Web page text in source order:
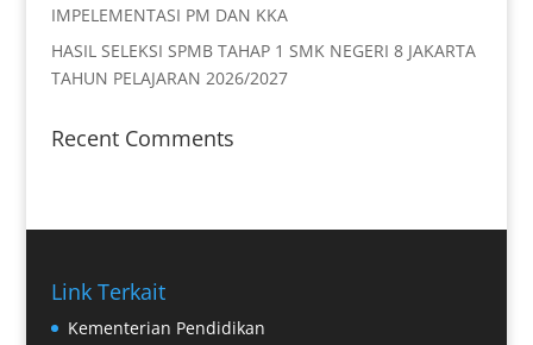
IMPELEMENTASI PM DAN KKA
HASIL SELEKSI SPMB TAHAP 1 SMK NEGERI 8 JAKARTA
TAHUN PELAJARAN 2026/2027
Recent Comments
Link Terkait
Kementerian Pendidikan